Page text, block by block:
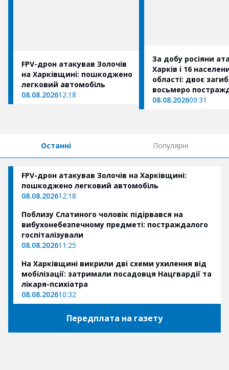
FPV-дрон атакував Золочів
на Харківщині: пошкоджено
легковий автомобіль
08.08.202612:18
За добу росіяни
Харків і 16
області: двоє
восьмеро
08.08.202609:31
Останні Популярні
FPV-дрон атакував Золочів на Харківщині:
пошкоджено легковий автомобіль
08.08.202612:18
Поблизу Слатиного чоловік підірвався на
вибухонебезпечному предметі: постраждалого
госпіталізували
08.08.202611:25
На Харківщині викрили дві схеми ухилення від
мобілізації: затримали посадовця Нацгвардії та
лікаря-психіатра
08.08.202610:32
Передплата на газету